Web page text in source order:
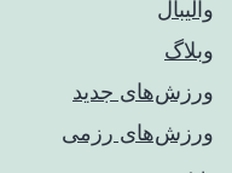
والیبال
وبلاگ
ورزش‌های جدید
ورزش‌های رزمی